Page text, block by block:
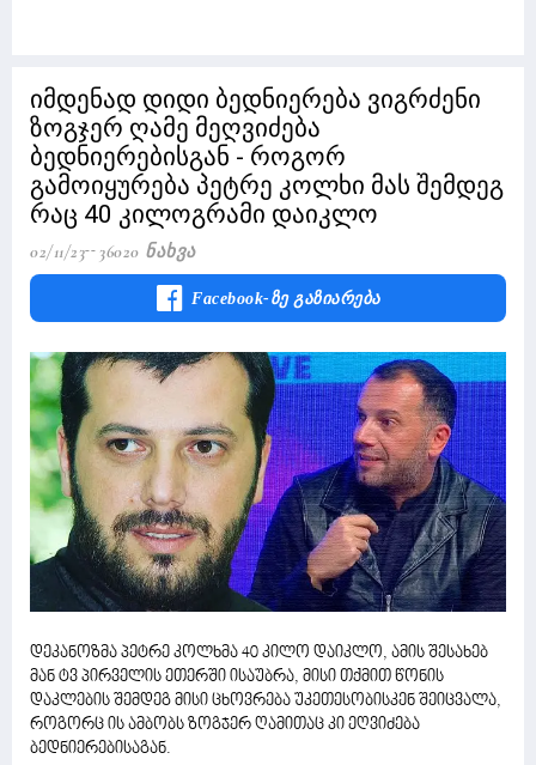
იმდენად დიდი ბედნიერება ვიგრძენი
ზოგჯერ ღამე მეღვიძება
ბედნიერებისგან - როგორ
გამოიყურება პეტრე კოლხი მას შემდეგ
რაც 40 კილოგრამი დაიკლო
02/11/23 36020 Ნახვა
Facebook-Ზე Გაზიარება
დეკანოზმა პეტრე კოლხმა 40 კილო დაიკლო, ამის შესახებ
მან ტვ პირველის ეთერში ისაუბრა, მისი თქმით წონის
დაკლების შემდეგ მისი ცხოვრება უკეთესობისკენ შეიცვალა,
როგორც ის ამბობს ზოგჯერ ღამითაც კი ეღვიძება
ბედნიერებისაგან.